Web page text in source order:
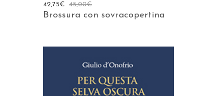
45,00€
42,75€
Brossura con sovracopertina